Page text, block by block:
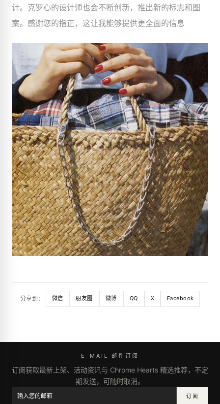
计。克罗心的设计师也会不断创新，推出新的标志和图
案。感谢您的指正，这让我能够提供更全面的信息
分享到： 微信 朋友圈 微博 QQ X Facebook
E-MAIL 邮件订阅
订阅获取最新上架、活动资讯与 Chrome Hearts 精选推荐，不定
期发送，可随时取消。
订阅